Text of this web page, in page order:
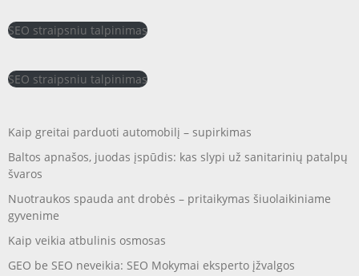
SEO straipsniu talpinimas
SEO straipsniu talpinimas
Kaip greitai parduoti automobilį – supirkimas
Baltos apnašos, juodas įspūdis: kas slypi už sanitarinių patalpų
švaros
Nuotraukos spauda ant drobės – pritaikymas šiuolaikiniame
gyvenime
Kaip veikia atbulinis osmosas
GEO be SEO neveikia: SEO Mokymai eksperto įžvalgos